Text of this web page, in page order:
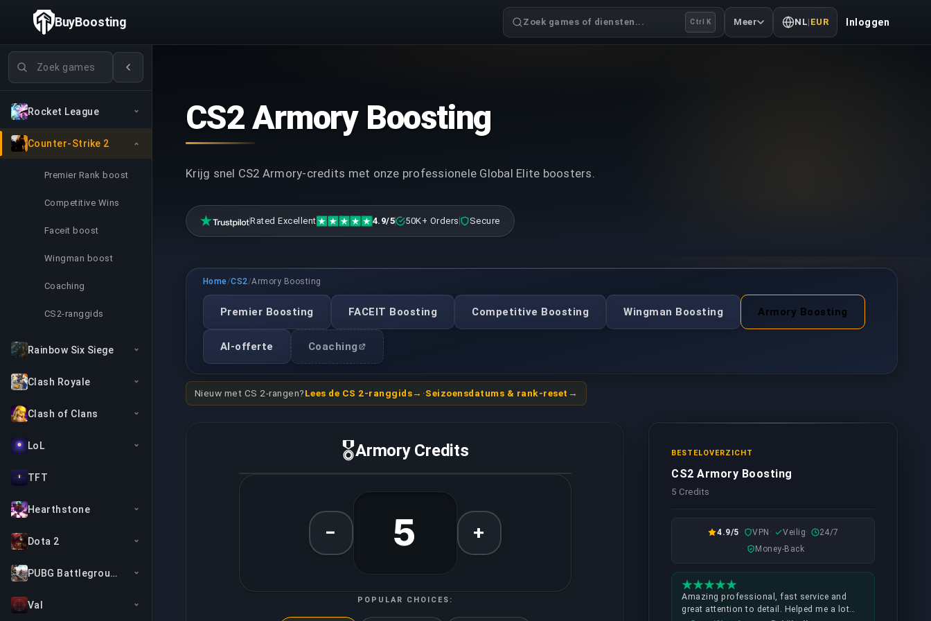
Games zoeken
Rocket League
Counter-Strike 2
Premier Rank boost
Competitive Wins
Faceit boost
Wingman boost
Coaching
CS2-ranggids
Rainbow Six Siege
Clash Royale
Clash of Clans
LoL
TFT
Hearthstone
Dota 2
PUBG Battlegrounds
Val
BuyBoosting Zoek games of diensten... Ctrl K Meer NL| EUR Inloggen
CS2 Armory Boosting
Krijg snel CS2 Armory-credits met onze professionele Global Elite boosters.
Rated Excellent 4.9/5 50K+ Orders Secure
Home /CS2/Armory Boosting
Premier Boosting FACEIT Boosting Competitive Boosting Wingman Boosting Armory Boosting
AI-offerte Coaching
Nieuw met CS 2-rangen?Lees de CS 2-ranggids ·Seizoensdatums & rank-reset
🎖️Armory Credits
− 5 +
POPULAR CHOICES:
BESTELOVERZICHT
CS2 Armory Boosting
5 Credits
4.9/5 VPN Veilig
24/7
Money-Back
Amazing professional, fast service and
great attention to detail. Helped me a lot